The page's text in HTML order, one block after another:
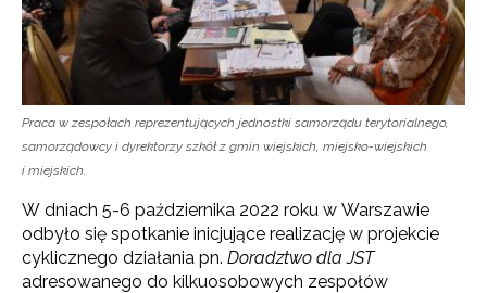
Praca w zespołach reprezentujących jednostki samorządu terytorialnego,
samorządowcy i dyrektorzy szkół z gmin wiejskich, miejsko-wiejskich
i miejskich.
W dniach 5-6 października 2022 roku w Warszawie
odbyło się spotkanie inicjujące realizację w projekcie
cyklicznego działania pn. Doradztwo dla JST
adresowanego do kilkuosobowych zespołów